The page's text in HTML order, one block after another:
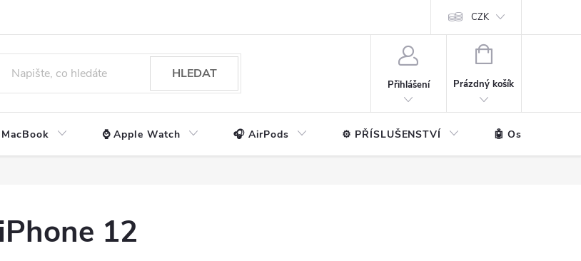
CZK
HLEDAT
Přihlášení
NÁKUPNÍ
Prázdný košík
⌚ Apple Watch 🎧 AirPods ⚙️ PŘÍSLUŠENSTVÍ 🤖 Ostatní
12